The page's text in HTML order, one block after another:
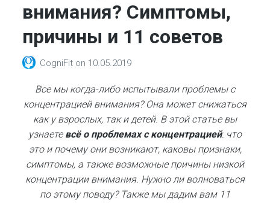
внимания? Симптомы,
причины и 11 советов
CogniFit on 10.05.2019
Все мы когда-либо испытывали проблемы с
концентрацией внимания? Она может снижаться
как у взрослых, так и детей. В этой статье вы
узнаете всё о проблемах с концентрацией: что
это и почему они возникают, каковы признаки,
симптомы, а также возможные причины низкой
концентрации внимания. Нужно ли волноваться
по этому поводу? Также мы дадим вам 11